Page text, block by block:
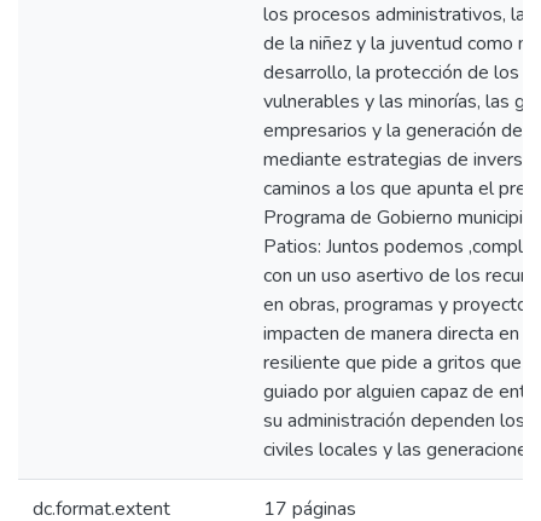
los procesos administrativos, la
de la niñez y la juventud como
desarrollo, la protección de los
vulnerables y las minorías, las
empresarios y la generación de
mediante estrategias de
caminos a los que apunta el
Programa de Gobierno
Patios: Juntos podemos
con un uso asertivo de los
en obras, programas y
impacten de manera directa en
resiliente que pide a gritos que
guiado por alguien capaz de
su administración dependen los
civiles locales y las
dc.format.extent 17 páginas